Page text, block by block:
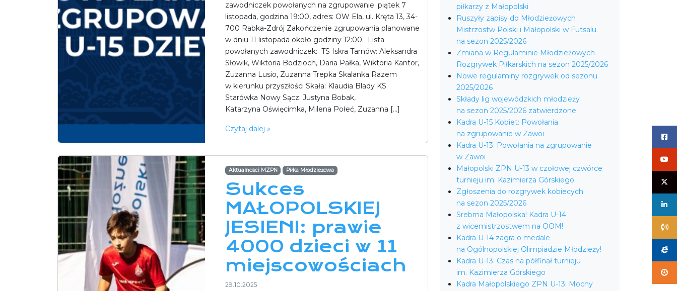
zawodniczek powołanych na zgrupowanie: piątek 7
listopada, godzina 19:00, adres: OW Ela, ul. Kręta 13, 34-
700 Rabka-Zdrój Zakończenie zgrupowania planowane
w dniu 11 listopada około godziny 12:00. Lista
powołanych zawodniczek: TS Iskra Tarnów: Aleksandra
Słowik, Wiktoria Bodzioch, Daria Pałka, Wiktoria Kantor,
Zuzanna Lusio, Zuzanna Trepka Skalanka Razem
w kierunku przyszłości Skała: Klaudia Blady KS
Starówka Nowy Sącz: Justyna Bobak,
Katarzyna Oświęcimka, Milena Połeć, Zuzanna […]
Czytaj dalej »
Aktualności MZPN Piłka Młodzieżowa
Sukces
MAŁOPOLSKIEJ
JESIENI: prawie
4000 dzieci w 11
miejscowościach
29.10.2025
piłkarzy z Małopolski
Ruszyły zapisy do Młodzieżowych
Mistrzostw Polski i Małopolski w Futsalu
na sezon 2025/2026
Zmiana w Regulaminie Młodzieżowych
Rozgrywek Piłkarskich na sezon 2025/2026
Nowe regulaminy rozgrywek od sezonu
2025/2026
Składy lig wojewódzkich młodzieży
na sezon 2025/2026 zatwierdzone
Kadra U-15 Kobiet: Powołania
na zgrupowanie w Zawoi
Kadra U-13: Powołania na zgrupowanie
w Zawoi
Małopolski ZPN U-13 w czołowej czwórce
turnieju im. Kazimierza Górskiego
Zgłoszenia do rozgrywek kobiecych
na sezon 2025/2026
Srebrna Małopolska! Kadra U-14
z wicemistrzostwem na OOM!
Kadra U-14 zagra o medale
na Ogólnopolskiej Olimpiadzie Młodzieży!
Kadra U-13: Czas na półfinał turnieju
im. Kazimierza Górskiego
Kadra Małopolskiego ZPN U-13: Mocny